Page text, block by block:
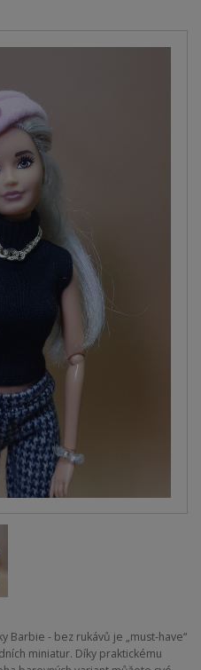
Barbie - bez rukávů je „must-have“
miniatur. Díky praktickému